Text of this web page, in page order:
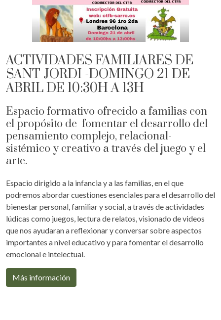
ACTIVIDADES FAMILIARES DE
SANT JORDI -DOMINGO 21 DE
ABRIL DE 10:30H A 13H
Espacio formativo ofrecido a familias con
el propósito de fomentar el desarrollo del
pensamiento complejo, relacional-
sistémico y creativo a través del juego y el
arte.
Espacio dirigido a la infancia y a las familias, en el que
podremos abordar cuestiones esenciales para el desarrollo del
bienestar personal, familiar y social, a través de actividades
lúdicas como juegos, lectura de relatos, visionado de videos
que nos ayudaran a reflexionar y conversar sobre aspectos
importantes a nivel educativo y para fomentar el desarrollo
emocional e intelectual.
Más información